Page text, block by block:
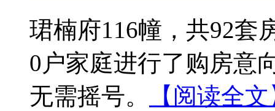
珺楠府116幢，共92套
0户家庭进行了购房意
无需摇号。
【阅读全